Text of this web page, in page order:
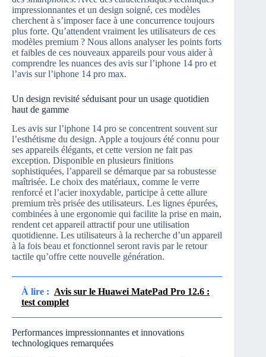
impressionnantes et un design soigné, ces modèles
cherchent à s’imposer face à une concurrence toujours
plus forte. Qu’attendent vraiment les utilisateurs de ces
modèles premium ? Nous allons analyser les points forts
et faibles de ces nouveaux appareils pour vous aider à
comprendre les nuances des avis sur l’iphone 14 pro et
l’avis sur l’iphone 14 pro max.
Un design revisité séduisant pour un usage quotidien
haut de gamme
Les avis sur l’iphone 14 pro se concentrent souvent sur
l’esthétisme du design. Apple a toujours été connu pour
ses appareils élégants, et cette version ne fait pas
exception. Disponible en plusieurs finitions
sophistiquées, l’appareil se démarque par sa robustesse
maîtrisée. Le choix des matériaux, comme le verre
renforcé et l’acier inoxydable, participe à cette allure
premium très prisée des utilisateurs. Les lignes épurées,
combinées à une ergonomie qui facilite la prise en main,
rendent cet appareil attractif pour une utilisation
quotidienne. Les utilisateurs à la recherche d’un appareil
à la fois beau et fonctionnel seront ravis par le retour
tactile qu’offre cette nouvelle génération.
À lire : Avis sur le Huawei MatePad Pro 12.6 :
test complet
Performances impressionnantes et innovations
technologiques remarquées